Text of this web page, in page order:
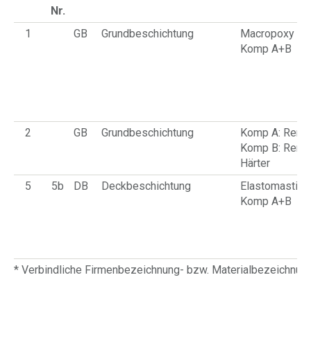
Nr.
1 GB Grundbeschichtung
Macropoxy
Komp A+B
2 GB Grundbeschichtung
Komp A:
Komp B:
Härter
5
5b DB Deckbeschichtung
Elastomastic
Komp A+B
* Verbindliche Firmenbezeichnung- bzw.